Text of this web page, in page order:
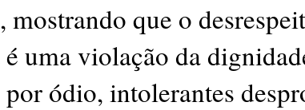
mostrando que o
uma violação da
ódio, intolerantes